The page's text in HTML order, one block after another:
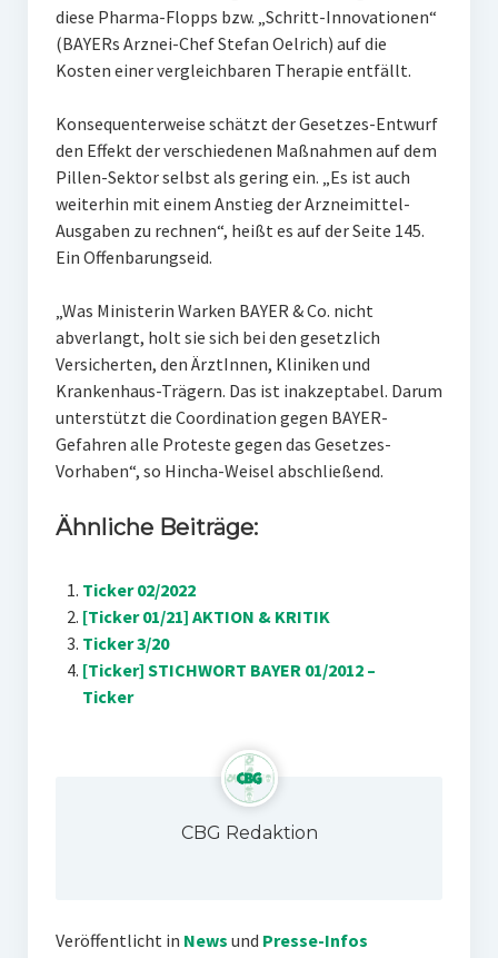
diese Pharma-Flopps bzw. „Schritt-Innovationen“
(BAYERs Arznei-Chef Stefan Oelrich) auf die
Kosten einer vergleichbaren Therapie entfällt.
Konsequenterweise schätzt der Gesetzes-Entwurf
den Effekt der verschiedenen Maßnahmen auf dem
Pillen-Sektor selbst als gering ein. „Es ist auch
weiterhin mit einem Anstieg der Arzneimittel-
Ausgaben zu rechnen“, heißt es auf der Seite 145.
Ein Offenbarungseid.
„Was Ministerin Warken BAYER & Co. nicht
abverlangt, holt sie sich bei den gesetzlich
Versicherten, den ÄrztInnen, Kliniken und
Krankenhaus-Trägern. Das ist inakzeptabel. Darum
unterstützt die Coordination gegen BAYER-
Gefahren alle Proteste gegen das Gesetzes-
Vorhaben“, so Hincha-Weisel abschließend.
Ähnliche Beiträge:
Ticker 02/2022
[Ticker 01/21] AKTION & KRITIK
Ticker 3/20
[Ticker] STICHWORT BAYER 01/2012 –
Ticker
CBG Redaktion
Veröffentlicht in News und Presse-Infos